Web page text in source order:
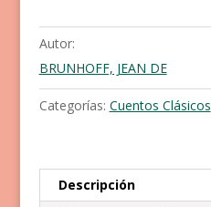
Autor:
BRUNHOFF, JEAN DE
Categorías: Cuentos Clásicos
Descripción